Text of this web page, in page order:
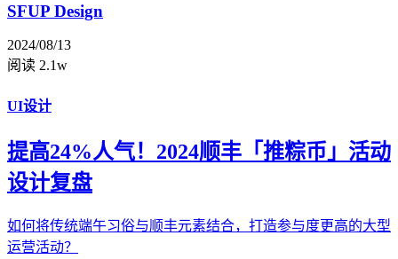
SFUP Design
2024/08/13
阅读 2.1w
UI设计
提高24%人气！2024顺丰「推粽币」活动
设计复盘
如何将传统端午习俗与顺丰元素结合，打造参与度更高的大型
运营活动？